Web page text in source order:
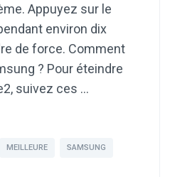
Appuyez sur le
environ dix
de force. Comment
? Pour éteindre
suivez ces …
MEILLEURE SAMSUNG